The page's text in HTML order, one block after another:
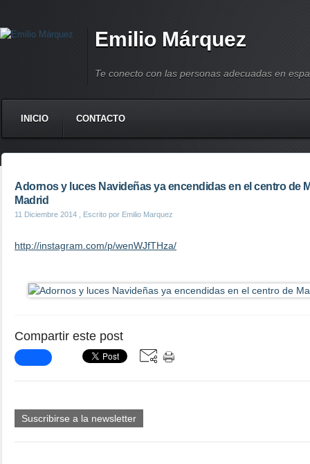
Emilio Márquez
Te conecto con las personas adecuadas en
INICIO CONTACTO
Adornos y luces Navideñas ya encendidas en el centro de
Madrid
11 Diciembre 2014 , Escrito por Emilio Marquez
http://instagram.com/p/wenWJfTHza/
Compartir este post
Suscribirse a la newsletter